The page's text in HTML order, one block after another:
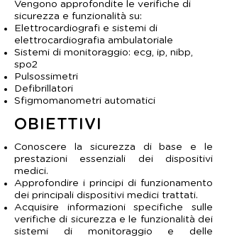
Vengono approfondite le verifiche di
sicurezza e funzionalità su:
Elettrocardiografi e sistemi di
elettrocardiografia ambulatoriale
Sistemi di monitoraggio: ecg, ip, nibp,
spo2
Pulsossimetri
Defibrillatori
Sfigmomanometri automatici
OBIETTIVI
Conoscere la sicurezza di base e le
prestazioni essenziali dei dispositivi
medici.
Approfondire i principi di funzionamento
dei principali dispositivi medici trattati.
Acquisire informazioni specifiche sulle
verifiche di sicurezza e le funzionalità dei
sistemi di monitoraggio e delle